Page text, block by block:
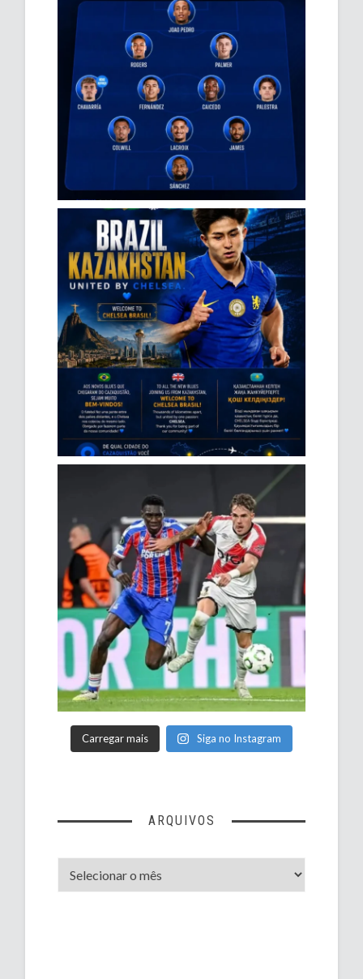
Carregar mais Siga no Instagram
ARQUIVOS